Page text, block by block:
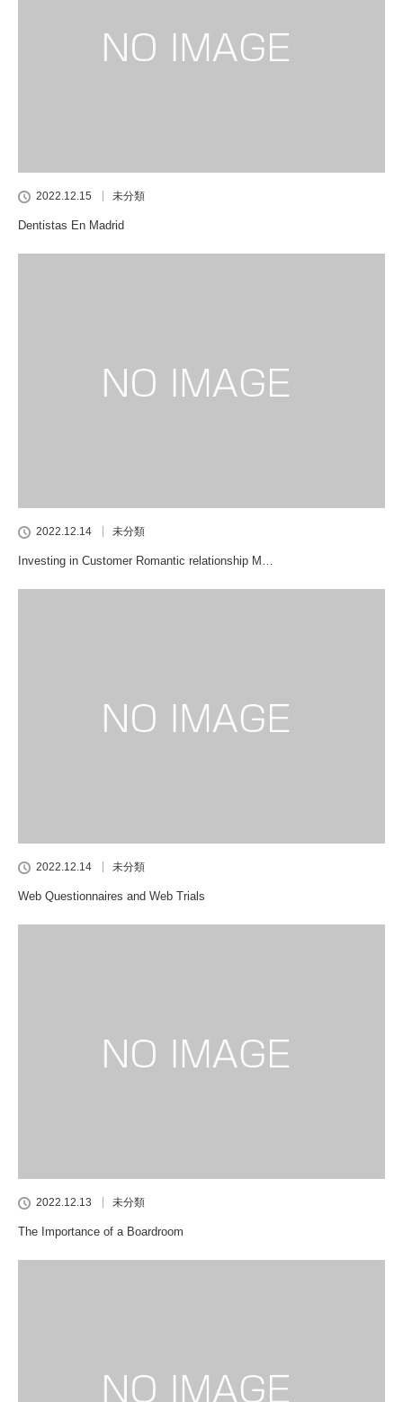
2022.12.15 未分類
Dentistas En Madrid
2022.12.14 未分類
Investing in Customer Romantic relationship M…
2022.12.14 未分類
Web Questionnaires and Web Trials
2022.12.13 未分類
The Importance of a Boardroom